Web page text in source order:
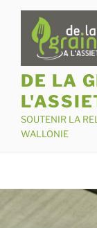
Aller
contenu
principal
DE LA
SOUTENIR LA
WALLONIE